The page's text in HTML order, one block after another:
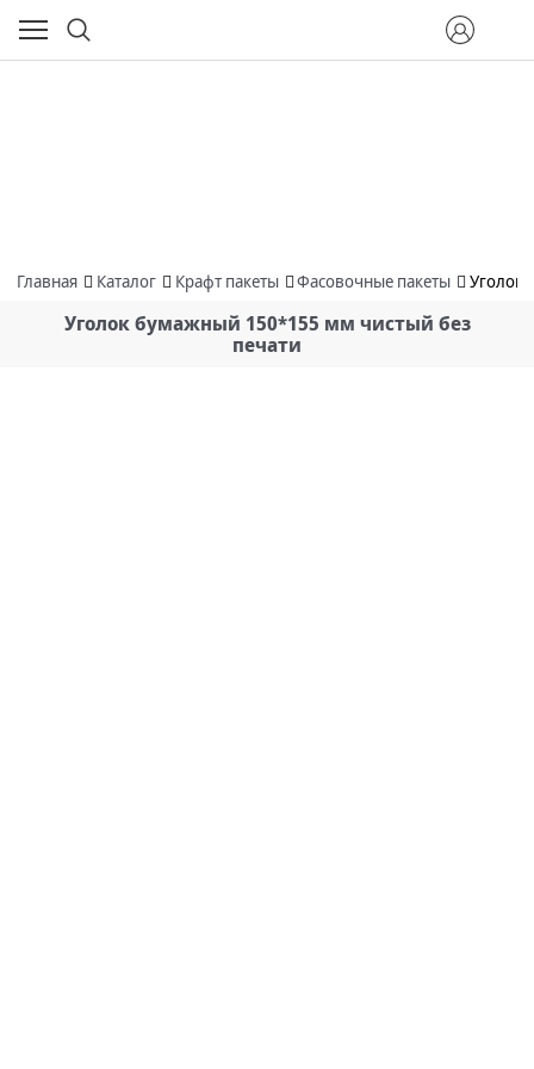
Главная Каталог Крафт пакеты Фасовочные пакеты Уголок
Уголок бумажный 150*155 мм чистый без
печати